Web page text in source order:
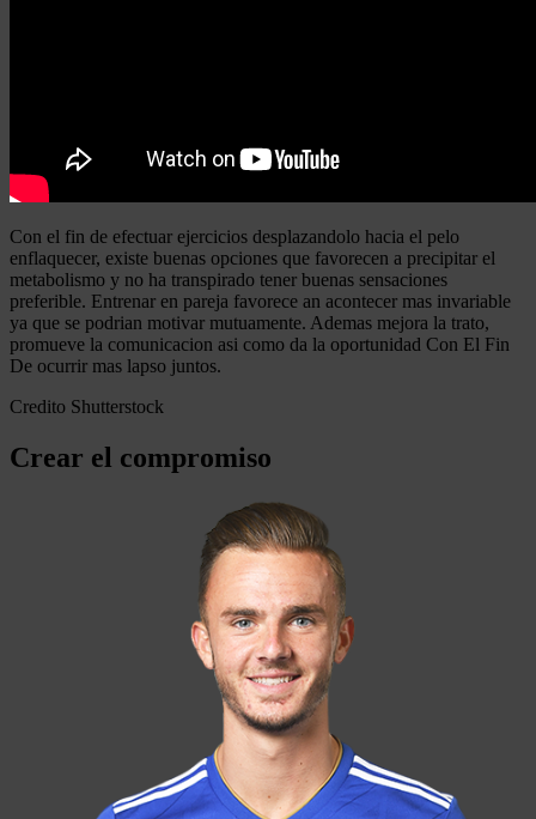
Con el fin de efectuar ejercicios desplazandolo hacia el pelo
enflaquecer, existe buenas opciones que favorecen a precipitar el
metabolismo y no ha transpirado tener buenas sensaciones
preferible. Entrenar en pareja favorece an acontecer mas invariable
ya que se podrian motivar mutuamente. Ademas mejora la trato,
promueve la comunicacion asi como da la oportunidad Con El Fin
De ocurrir mas lapso juntos.
Credito Shutterstock
Crear el compromiso